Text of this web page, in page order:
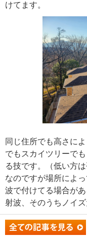
けてます。
同じ住所でも高さに
でもスカイツリーで
る技です。（低い方
なのですが場所によ
波で付けてる場合が
射波、そのうちノイズ